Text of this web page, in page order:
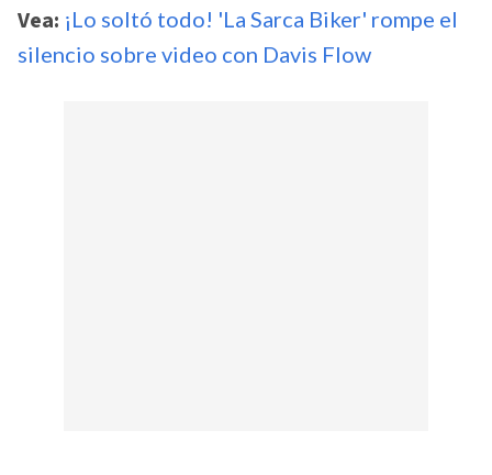
Vea: ¡Lo soltó todo! 'La Sarca Biker' rompe el
silencio sobre video con Davis Flow